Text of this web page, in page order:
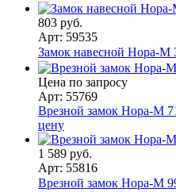
803 руб.
Арт: 59535
Замок навесной Нора-М
Цена по запросу
Арт: 55769
Врезной замок Нора-М
цену
1 589 руб.
Арт: 55816
Врезной замок Нора-М